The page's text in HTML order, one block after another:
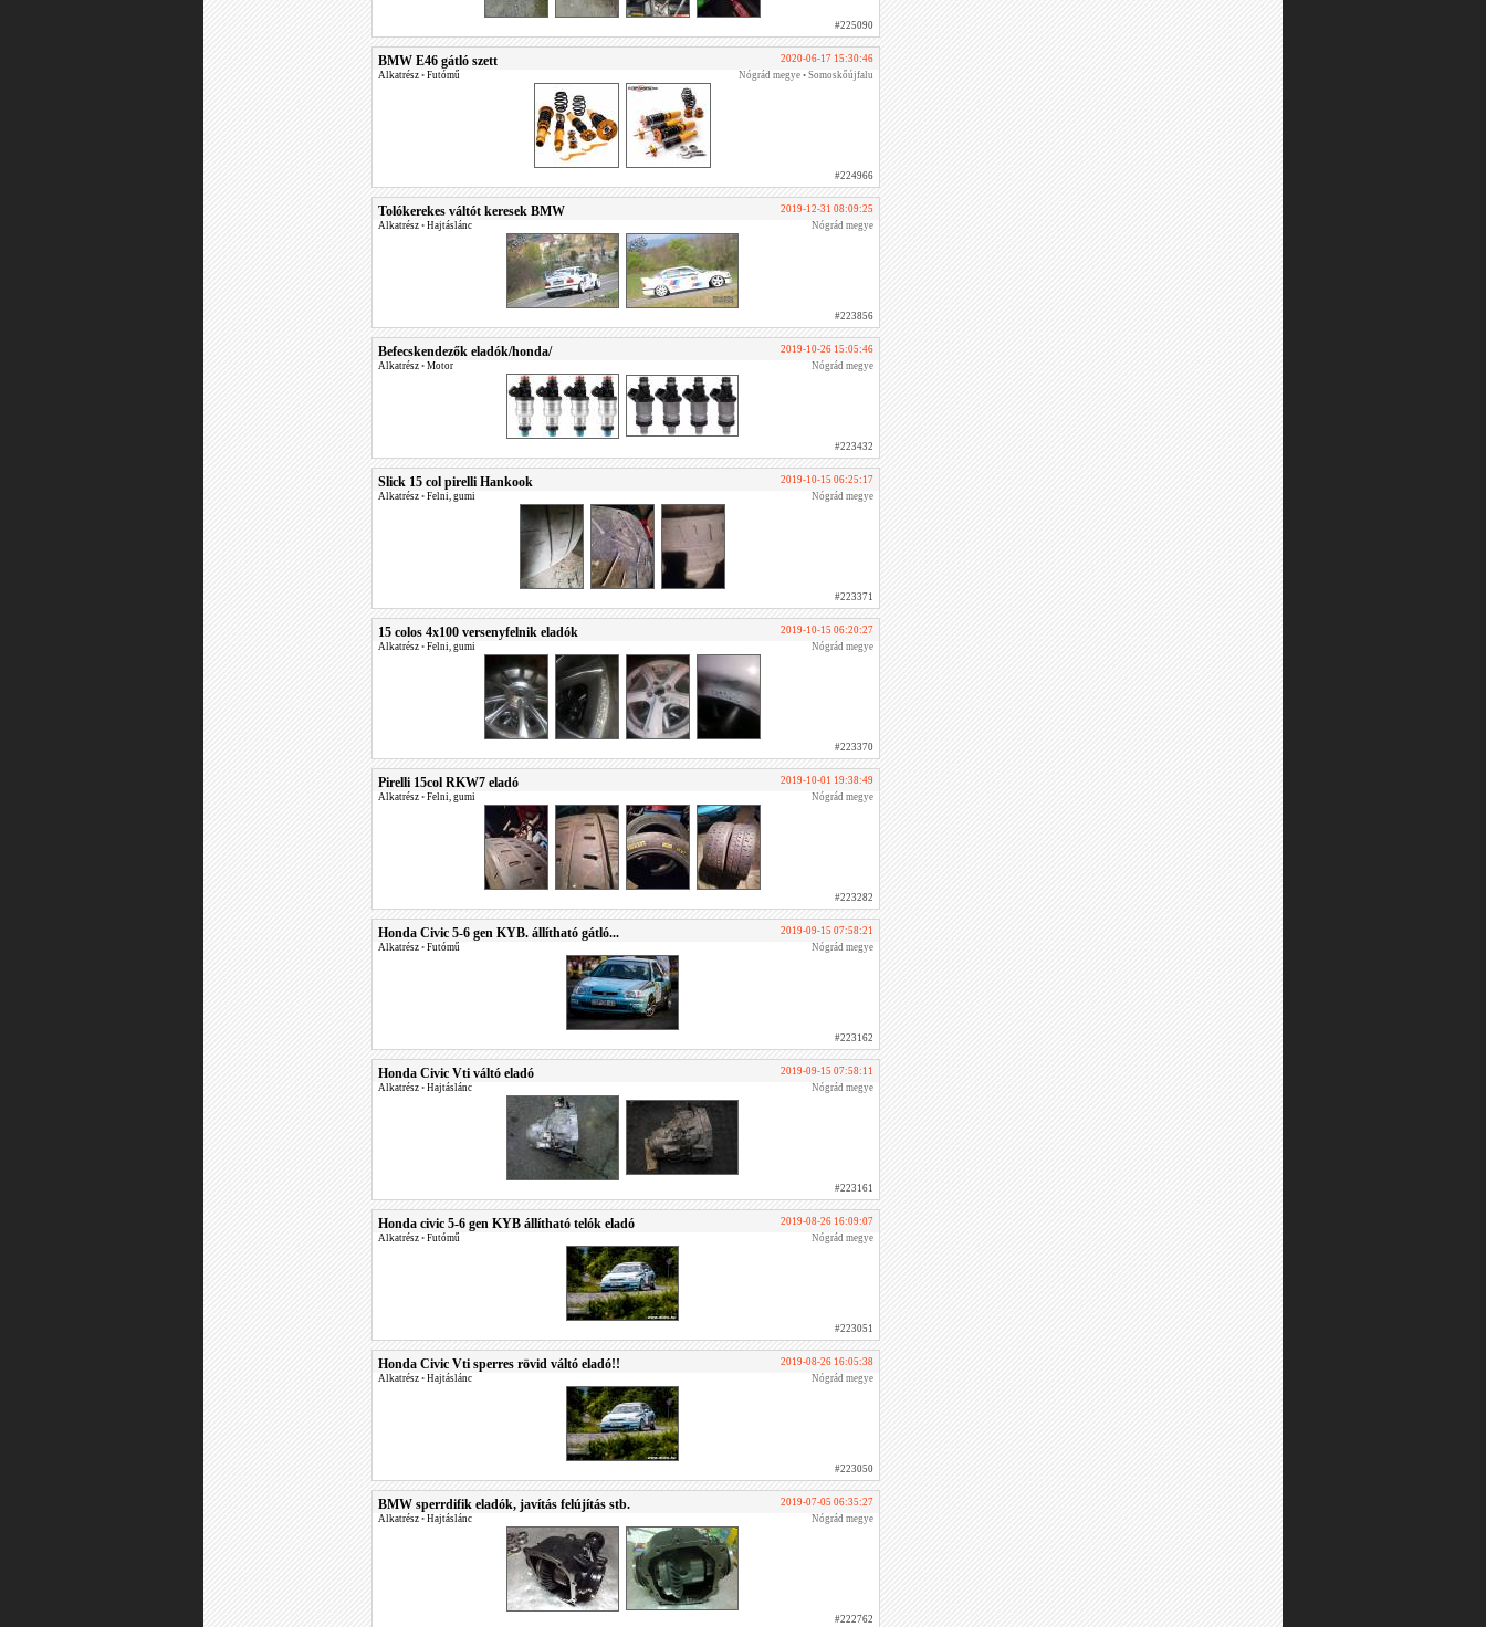
#225090
BMW E46 gátló szett
2020-06-17 15:30:46
Alkatrész • Futómű Nógrád megye • Somoskőújfalu
#224966
Tolókerekes váltót keresek BMW
2019-12-31 08:09:25
Alkatrész • Hajtáslánc Nógrád megye
#223856
Befecskendezők eladók/honda/
2019-10-26 15:05:46
Alkatrész • Motor Nógrád megye
#223432
Slick 15 col pirelli Hankook
2019-10-15 06:25:17
Alkatrész • Felni, gumi Nógrád megye
#223371
15 colos 4x100 versenyfelnik eladók
2019-10-15 06:20:27
Alkatrész • Felni, gumi Nógrád megye
#223370
Pirelli 15col RKW7 eladó
2019-10-01 19:38:49
Alkatrész • Felni, gumi Nógrád megye
#223282
Honda Civic 5-6 gen KYB. állítható gátló...
2019-09-15 07:58:21
Alkatrész • Futómű Nógrád megye
#223162
Honda Civic Vti váltó eladó
2019-09-15 07:58:11
Alkatrész • Hajtáslánc Nógrád megye
#223161
Honda civic 5-6 gen KYB állítható telók eladó
2019-08-26 16:09:07
Alkatrész • Futómű Nógrád megye
#223051
Honda Civic Vti sperres rövid váltó eladó!!
2019-08-26 16:05:38
Alkatrész • Hajtáslánc Nógrád megye
#223050
BMW sperrdifik eladók, javítás felújítás stb.
2019-07-05 06:35:27
Alkatrész • Hajtáslánc Nógrád megye
#222762